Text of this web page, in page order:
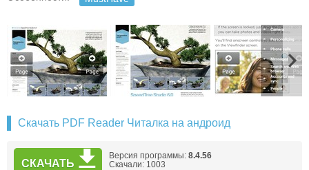
Скачать PDF Reader Читалка на андроид
СКАЧАТЬ
Версия программы: 8.4.56
Скачали: 1003